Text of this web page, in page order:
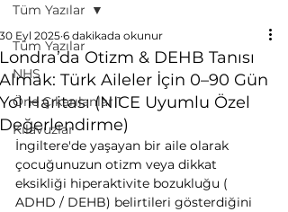
Tüm Yazılar
NHS
Öne Çıkarılanlar 1
Kılavuzlar
Tüm Yazılar
Londra’da Otizm & DEHB Tanısı
Almak: Türk Aileler İçin 0–90 Gün
Yol Haritası (NICE Uyumlu Özel
Değerlendirme)
30 Eyl 2025 6 dakikada okunur
İngiltere'de yaşayan bir aile olarak
çocuğunuzun otizm veya dikkat
eksikliği hiperaktivite bozukluğu (
ADHD / DEHB) belirtileri gösterdiğini